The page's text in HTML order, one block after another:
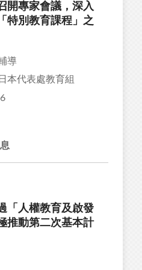
開專家會議，深入
特別教育課程」之
導
本代表處教育組
「人權教育及啟發
推動第二次基本計